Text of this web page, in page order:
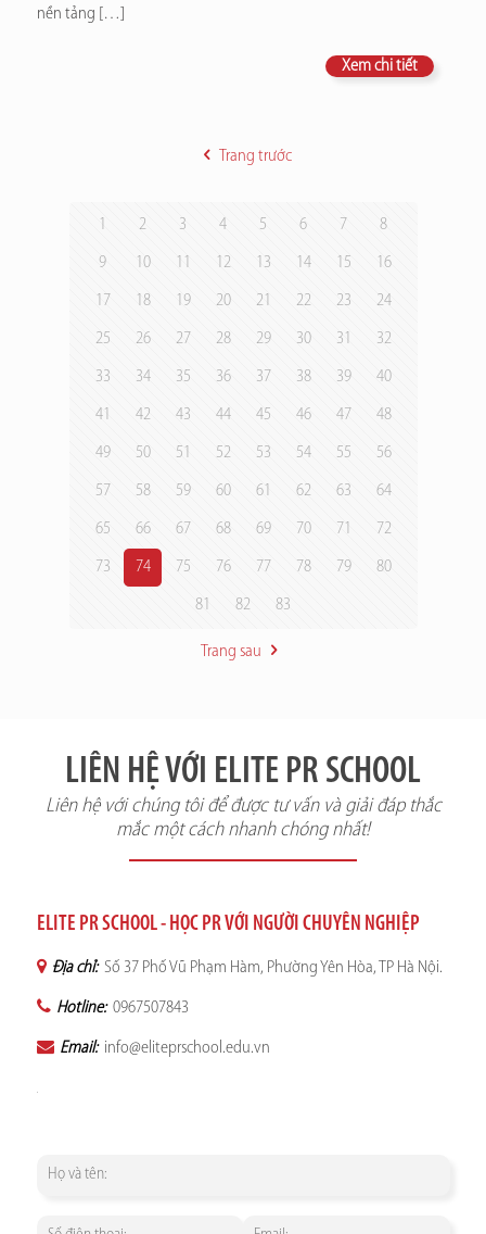
nền tảng […]
Xem chi tiết
Trang trước
1 2 3 4 5 6 7 8
9 10 11 12 13 14 15 16
17 18 19 20 21 22 23 24
25 26 27 28 29 30 31 32
33 34 35 36 37 38 39 40
41 42 43 44 45 46 47 48
49 50 51 52 53 54 55 56
57 58 59 60 61 62 63 64
65 66 67 68 69 70 71 72
73 74 75 76 77 78 79 80
81 82 83
Trang sau
LIÊN HỆ VỚI ELITE PR SCHOOL
Liên hệ với chúng tôi để được tư vấn và giải đáp thắc
mắc một cách nhanh chóng nhất!
ELITE PR SCHOOL - HỌC PR VỚI NGƯỜI CHUYÊN NGHIỆP
Địa chỉ: Số 37 Phố Vũ Phạm Hàm, Phường Yên Hòa, TP Hà Nội.
Hotline: 0967507843
Email: info@eliteprschool.edu.vn